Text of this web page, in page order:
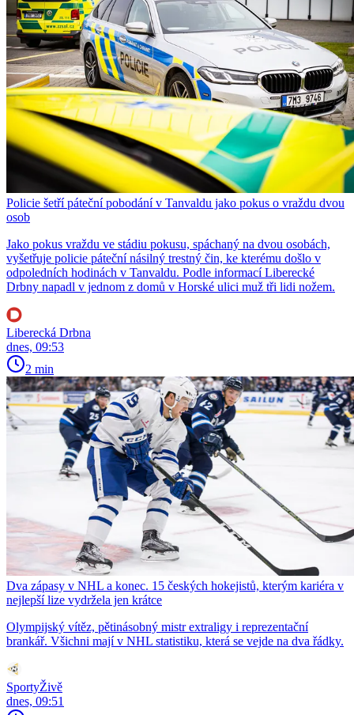
Policie šetří páteční pobodání v Tanvaldu jako pokus o vraždu dvou
osob
Jako pokus vraždu ve stádiu pokusu, spáchaný na dvou osobách,
vyšetřuje policie páteční násilný trestný čin, ke kterému došlo v
odpoledních hodinách v Tanvaldu. Podle informací Liberecké
Drbny napadl v jednom z domů v Horské ulici muž tři lidi nožem.
Liberecká Drbna
dnes, 09:53
2 min
Dva zápasy v NHL a konec. 15 českých hokejistů, kterým kariéra v
nejlepší lize vydržela jen krátce
Olympijský vítěz, pětinásobný mistr extraligy i reprezentační
brankář. Všichni mají v NHL statistiku, která se vejde na dva řádky.
SportyŽivě
dnes, 09:51